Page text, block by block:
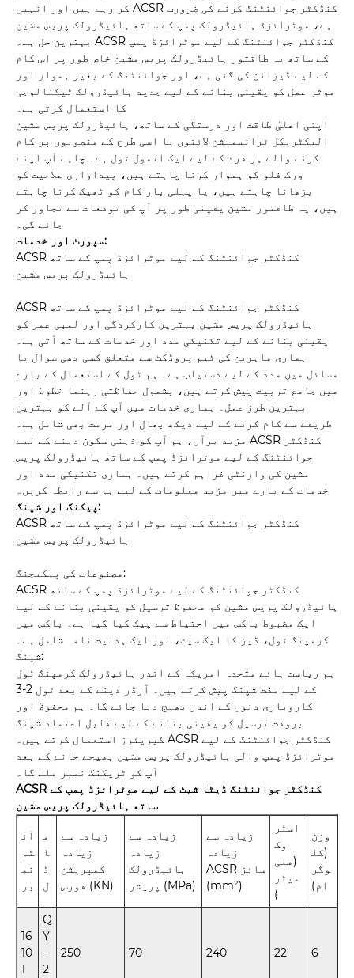
کر رہے ہیں اور انہیں ACSR کنڈکٹر جوائنٹنگ کرنے کی ضرورت
ہے، موٹرائزڈ ہائیڈرولک پمپ کے ساتھ ہائیڈرولک پریس مشین
بہترین حل ہے۔ ACSR کنڈکٹر جوائنٹنگ کے لیے موٹرائزڈ پمپ
کے ساتھ یہ طاقتور ہائیڈرولک پریس مشین خاص طور پر اس کام
کے لیے ڈیزائن کی گئی ہے، اور جوائنٹنگ کے بغیر ہموار اور
موثر عمل کو یقینی بنانے کے لیے جدید ہائیڈرولک ٹیکنالوجی
کا استعمال کرتی ہے۔
اپنی اعلیٰ طاقت اور درستگی کے ساتھ، ہائیڈرولک پریس مشین
الیکٹریکل ٹرانسمیشن لائنوں یا اسی طرح کے منصوبوں پر کام
کرنے والے ہر فرد کے لیے ایک انمول ٹول ہے۔ چاہے آپ اپنے
ورک فلو کو ہموار کرنا چاہتے ہیں، پیداواری صلاحیت کو
بڑھانا چاہتے ہیں، یا پہلی بار کام کو ٹھیک کرنا چاہتے
ہیں، یہ طاقتور مشین یقینی طور پر آپ کی توقعات سے تجاوز کر
جائے گی۔
سپورٹ اور خدمات:
ACSR کنڈکٹر جوائنٹنگ کے لیے موٹرائزڈ پمپ کے ساتھ
ہائیڈرولک پریس مشین
ACSR کنڈکٹر جوائنٹنگ کے لیے موٹرائزڈ پمپ کے ساتھ
ہائیڈرولک پریس مشین بہترین کارکردگی اور لمبی عمر کو
یقینی بنانے کے لیے تکنیکی مدد اور خدمات کے ساتھ آتی ہے۔
ہماری ماہرین کی ٹیم پروڈکٹ سے متعلق کسی بھی سوال یا
مسائل میں مدد کے لیے دستیاب ہے۔ ہم ٹول کے استعمال کے بارے
میں جامع تربیت پیش کرتے ہیں، بشمول حفاظتی رہنما خطوط اور
بہترین طرز عمل۔ ہماری خدمات میں آپ کے آلے کو بہترین
طریقے سے کام کرنے کے لیے دیکھ بھال اور مرمت بھی شامل ہے۔
مزید برآں، ہم آپ کو ذہنی سکون دینے کے لیے ACSR کنڈکٹر
جوائنٹنگ کے لیے موٹرائزڈ پمپ کے ساتھ ہائیڈرولک پریس
مشین کی وارنٹی فراہم کرتے ہیں۔ ہماری تکنیکی مدد اور
خدمات کے بارے میں مزید معلومات کے لیے ہم سے رابطہ کریں۔
پیکنگ اور شپنگ:
ACSR کنڈکٹر جوائنٹنگ کے لیے موٹرائزڈ پمپ کے ساتھ
ہائیڈرولک پریس مشین
مصنوعات کی پیکیجنگ:
ACSR کنڈکٹر جوائنٹنگ کے لیے موٹرائزڈ پمپ کے ساتھ
ہائیڈرولک پریس مشین کو محفوظ ترسیل کو یقینی بنانے کے لیے
ایک مضبوط باکس میں احتیاط سے پیک کیا گیا ہے۔ باکس میں
کرمپنگ ٹول، ڈیز کا ایک سیٹ، اور ایک ہدایت نامہ شامل ہے۔
شپنگ:
ہم ریاست ہائے متحدہ امریکہ کے اندر ہائیڈرولک کرمپنگ ٹول
کے لیے مفت شپنگ پیش کرتے ہیں۔ آرڈر دینے کے بعد ٹول 2-3
کاروباری دنوں کے اندر بھیج دیا جائے گا۔ ہم محفوظ اور
بروقت ترسیل کو یقینی بنانے کے لیے قابل اعتماد شپنگ
کیریئرز استعمال کرتے ہیں۔ ACSR کنڈکٹر جوائنٹنگ کے لیے
موٹرائزڈ پمپ والی ہائیڈرولک پریس مشین بھیجے جانے کے بعد
آپ کو ٹریکنگ نمبر ملے گا۔
ACSR کنڈکٹر جوائنٹنگ ڈیٹا شیٹ کے لیے موٹرائزڈ پمپ کے
ساتھ ہائیڈرولک پریس مشین
آئ
ٹم
نم
بر
م
ا
ڈ
ل
زیادہ سے
زیادہ
کمپریشن
فورس (KN)
زیادہ سے
زیادہ
ہائیڈرولک
پریشر (MPa)
زیادہ سے
زیادہ
ACSR سائز
(mm²)
اسٹر
وک
(ملی
میٹر
)
وزن
(کل
وگر
ام)
16
10
1
Q
Y
-
2
250 70 240 22 6